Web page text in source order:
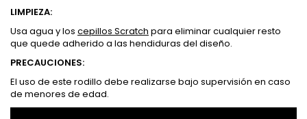
LIMPIEZA:
Usa agua y los cepillos Scratch para eliminar cualquier resto
que quede adherido a las hendiduras del diseño.
PRECAUCIONES:
El uso de este rodillo debe realizarse bajo supervisión en caso
de menores de edad.